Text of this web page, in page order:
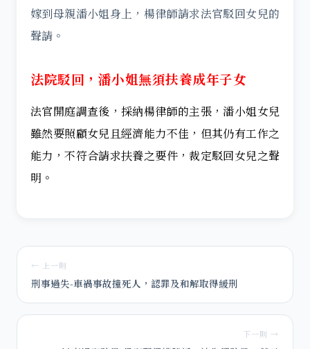
嫁到母親潘小姐身上，楊律師請求法官駁回女兒的
聲請。
法院駁回，潘小姐無須扶養成年子女
法官開庭調查後，採納楊律師的主張，潘小姐女兒
雖然要照顧女兒且經濟能力不佳，但其仍有工作之
能力，不符合請求扶養之要件，裁定駁回女兒之聲
明。
← 上一則
刑事過失-車禍事故撞死人，認罪及和解取得緩刑
下一則 →